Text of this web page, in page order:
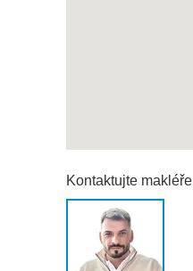
Kontaktujte makléře